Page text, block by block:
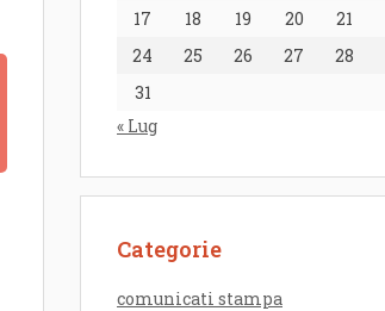
17
18 19 20 21
24
25 26 27 28
31
« Lug
Categorie
comunicati stampa